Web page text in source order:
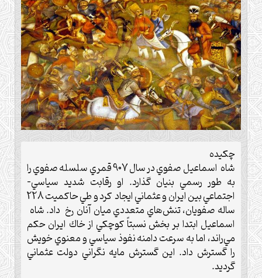
چكيده
شاه اسماعيل صفوي در سال 907 قمري سلسله صفوي را
به طور رسمي بنيان گذارد. او رقابت شديد سياسي-
اجتماعي بين ايران و عثماني ايجاد كرد و طي حاكميت 228
ساله صفويان، تنش‌‌هاي متعددي ميان آنان رخ داد. شاه
اسماعيل ابتدا بر بخش نسبتاً كوچكي از خاك ايران حكم
مي‌راند، اما به سرعت دامنه نفوذ سياسي و معنوي خويش
را گسترش داد. اين گسترش مايه نگراني دولت عثماني
گرديد.